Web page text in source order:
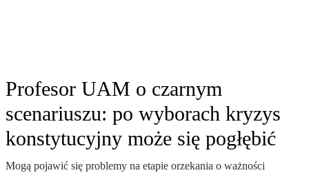
Profesor UAM o czarnym
scenariuszu: po wyborach kryzys
konstytucyjny może się pogłębić
Mogą pojawić się problemy na etapie orzekania o ważności